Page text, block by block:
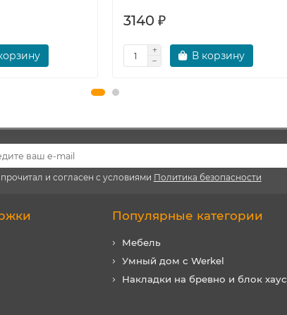
3140 ₽
В корзину
и согласен с условиями Политика безопасности
Популярные категории
Мебель
Умный дом с Werkel
Накладки на бревно и блок хаус